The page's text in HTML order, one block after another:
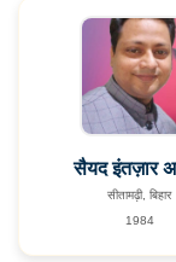
सैयद इंतज़ार
सीतामढ़ी, बिहार
1984